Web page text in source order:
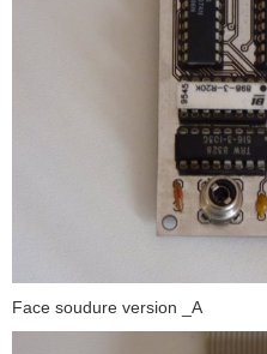
Face soudure version _A